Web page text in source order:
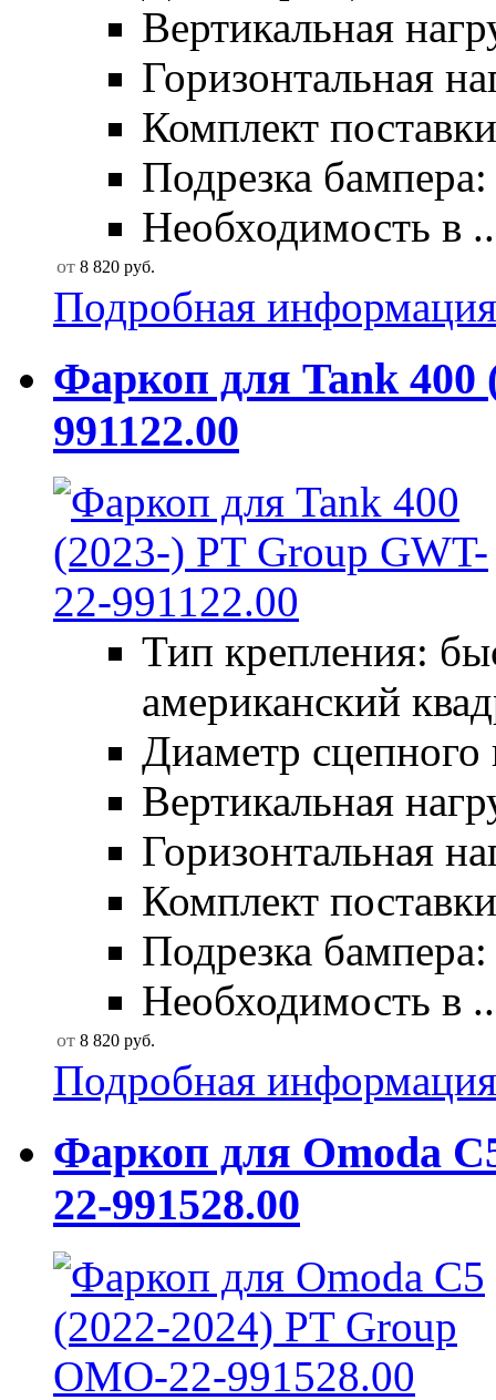
Вертикальная
Горизонтальная
Комплект
Подрезка
Необходимость в
от 8 820 руб.
Подробная информация
Фаркоп для Tank 400
991122.00
Тип крепления:
американский
Диаметр
Вертикальная
Горизонтальная
Комплект
Подрезка
Необходимость в
от 8 820 руб.
Подробная информация
Фаркоп для Omoda
22-991528.00